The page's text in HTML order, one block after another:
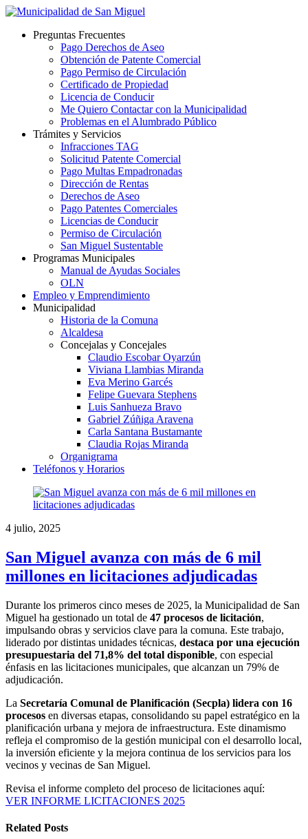
Preguntas Frecuentes
Pago Derechos de Aseo
Obtención de Patente Comercial
Pago Permiso de Circulación
Certificado de Propiedad
Licencia de Conducir
Me Quiero Contactar con la Municipalidad
Problemas en el Alumbrado Público
Trámites y Servicios
Infracciones TAG
Solicitud Patente Comercial
Pago Multas Empadronadas
Dirección de Rentas
Derechos de Aseo
Pago Patentes Comerciales
Licencias de Conducir
Permiso de Circulación
San Miguel Sustentable
Programas Municipales
Manual de Ayudas Sociales
OLN
Empleo y Emprendimiento
Municipalidad
Historia de la Comuna
Alcaldesa
Concejalas y Concejales
Claudio Escobar Oyarzún
Viviana Llambias Miranda
Eva Merino Garcés
Felipe Guevara Stephens
Luis Sanhueza Bravo
Gabriel Zúñiga Aravena
Carla Santana Bustamante
Claudia Rojas Miranda
Organigrama
Teléfonos y Horarios
4 julio, 2025
San Miguel avanza con más de 6 mil
millones en licitaciones adjudicadas
Durante los primeros cinco meses de 2025, la Municipalidad de San
Miguel ha gestionado un total de 47 procesos de licitación,
impulsando obras y servicios clave para la comuna. Este trabajo,
liderado por distintas unidades técnicas, destaca por una ejecución
presupuestaria del 71,8% del total disponible, con especial
énfasis en las licitaciones municipales, que alcanzan un 79% de
adjudicación.
La Secretaría Comunal de Planificación (Secpla) lidera con 16
procesos en diversas etapas, consolidando su papel estratégico en la
planificación urbana y mejora de infraestructura. Este dinamismo
refleja el compromiso de la gestión municipal con el desarrollo local,
la inversión eficiente y la mejora continua de los servicios para los
vecinos y vecinas de San Miguel.
Revisa el informe completo del proceso de licitaciones aquí:
VER INFORME LICITACIONES 2025
Related Posts